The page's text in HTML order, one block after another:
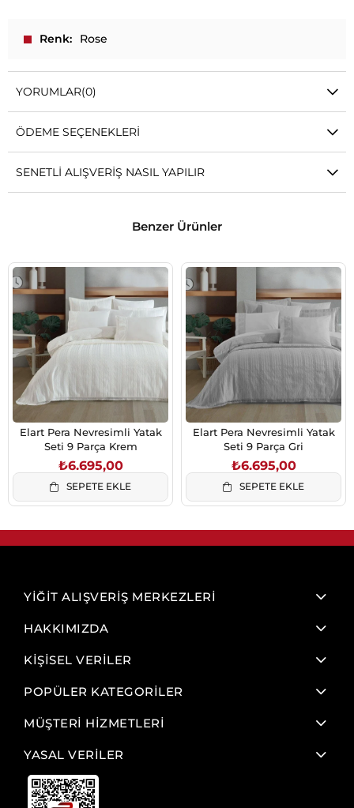
Renk Rose
YORUMLAR(0)
ÖDEME SEÇENEKLERI
SENETLI ALIŞVERIŞ NASIL YAPILIR
Benzer Ürünler
Elart Pera Nevresimli Yatak
Seti 9 Parça Krem
₺6.695,00
SEPETE EKLE
Elart Pera Nevresimli Yatak
Seti 9 Parça Gri
₺6.695,00
SEPETE EKLE
YİĞİT ALIŞVERİŞ MERKEZLERİ
HAKKIMIZDA
KİŞİSEL VERİLER
POPÜLER KATEGORİLER
MÜŞTERİ HİZMETLERİ
YASAL VERİLER